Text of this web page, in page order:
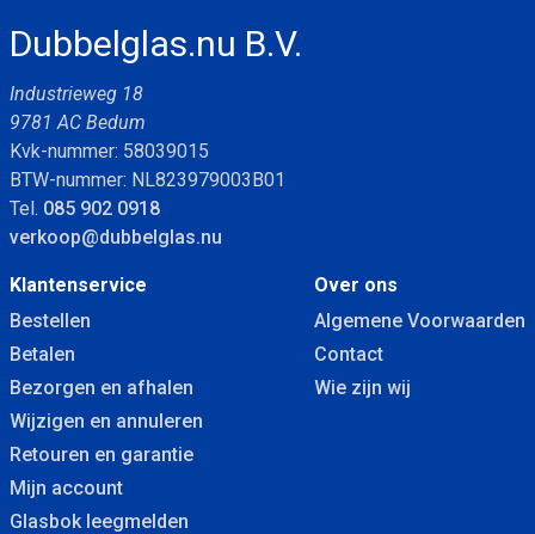
Dubbelglas.nu B.V.
Industrieweg 18
9781 AC Bedum
Kvk-nummer: 58039015
BTW-nummer: NL823979003B01
Tel. 085 902 0918
verkoop@dubbelglas.nu
Klantenservice
Bestellen
Betalen
Bezorgen en afhalen
Wijzigen en annuleren
Retouren en garantie
Mijn account
Glasbok leegmelden
Over ons
Algemene Voorwaarden
Contact
Wie zijn wij